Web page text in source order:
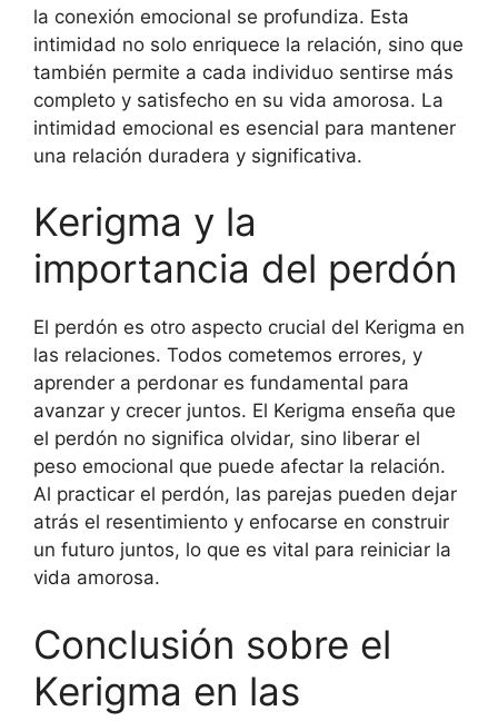
la conexión emocional se profundiza. Esta
intimidad no solo enriquece la relación, sino que
también permite a cada individuo sentirse más
completo y satisfecho en su vida amorosa. La
intimidad emocional es esencial para mantener
una relación duradera y significativa.
Kerigma y la
importancia del perdón
El perdón es otro aspecto crucial del Kerigma en
las relaciones. Todos cometemos errores, y
aprender a perdonar es fundamental para
avanzar y crecer juntos. El Kerigma enseña que
el perdón no significa olvidar, sino liberar el
peso emocional que puede afectar la relación.
Al practicar el perdón, las parejas pueden dejar
atrás el resentimiento y enfocarse en construir
un futuro juntos, lo que es vital para reiniciar la
vida amorosa.
Conclusión sobre el
Kerigma en las